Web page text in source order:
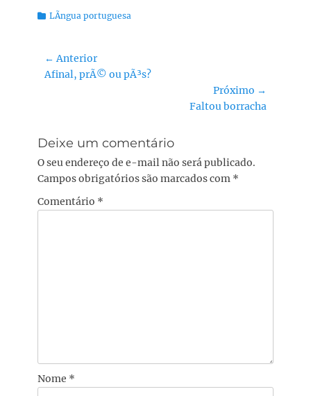
Categorias:
LÃ­ngua portuguesa
Navegação
de
← Anterior
Post
Afinal, prÃ© ou pÃ³s?
Próximo →
Faltou borracha
Deixe um comentário
O seu endereço de e-mail não será publicado.
Campos obrigatórios são marcados com *
Comentário *
Nome *